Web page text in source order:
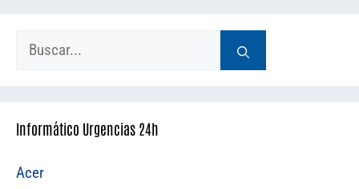
Informático Urgencias 24h
Acer